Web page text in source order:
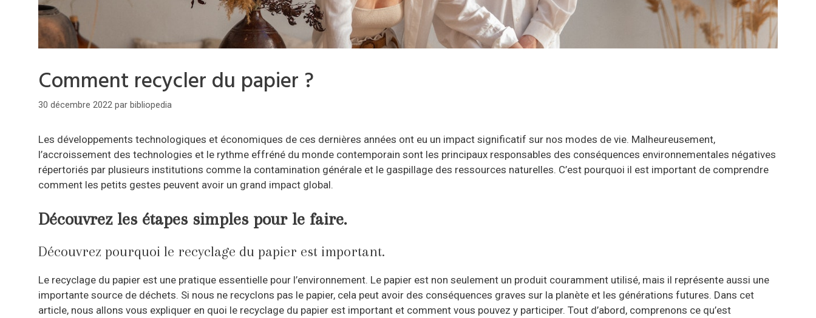
Comment recycler du papier ?
30 décembre 2022 par bibliopedia
Les développements technologiques et économiques de ces dernières années ont eu un impact significatif sur nos modes de vie. Malheureusement,
l’accroissement des technologies et le rythme effréné du monde contemporain sont les principaux responsables des conséquences environnementales négatives
répertoriés par plusieurs institutions comme la contamination générale et le gaspillage des ressources naturelles. C’est pourquoi il est important de comprendre
comment les petits gestes peuvent avoir un grand impact global.
Découvrez les étapes simples pour le faire.
Découvrez pourquoi le recyclage du papier est important.
Le recyclage du papier est une pratique essentielle pour l’environnement. Le papier est non seulement un produit couramment utilisé, mais il représente aussi une
importante source de déchets. Si nous ne recyclons pas le papier, cela peut avoir des conséquences graves sur la planète et les générations futures. Dans cet
article, nous allons vous expliquer en quoi le recyclage du papier est important et comment vous pouvez y participer. Tout d’abord, comprenons ce qu’est